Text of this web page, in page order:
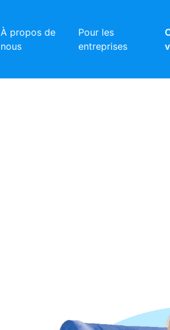
À propos de
nous
Pour les
entreprises